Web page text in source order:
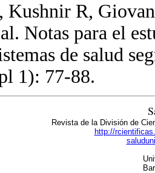
Kushnir R,
Notas para el
de salud
1): 77-88.
Revista de la División de
http://